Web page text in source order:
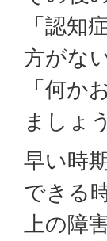
「認知
方がな
「何か
ましょ
早い時
できる
上の障